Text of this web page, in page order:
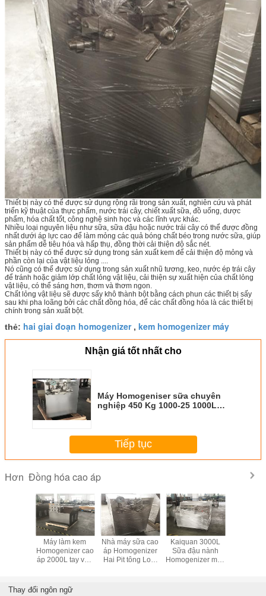
Thiết bị này có thể được sử dụng rộng rãi trong sản xuất, nghiên cứu và phát
triển kỹ thuật của thực phẩm, nước trái cây, chiết xuất sữa, đồ uống, dược
phẩm, hóa chất tốt, công nghệ sinh học và các lĩnh vực khác.
Nhiều loại nguyên liệu như sữa, sữa đậu hoặc nước trái cây có thể được đồng
nhất dưới áp lực cao để làm mỏng các quả bóng chất béo trong nước sữa, giúp
sản phẩm dễ tiêu hóa và hấp thụ, đồng thời cải thiện độ sắc nét.
Thiết bị này có thể được sử dụng trong sản xuất kem để cải thiện độ mỏng và
phần còn lại của vật liệu lỏng ....
Nó cũng có thể được sử dụng trong sản xuất nhũ tương, keo, nước ép trái cây
để tránh hoặc giảm lớp chất lỏng vật liệu, cải thiện sự xuất hiện của chất lỏng
vật liệu, có thể sáng hơn, thơm và thơm ngon.
Chất lỏng vật liệu sẽ được sấy khô thành bột bằng cách phun các thiết bị sấy
sau khi pha loãng bởi các chất đồng hóa, để các chất đồng hóa là các thiết bị
chính trong sản xuất bột.
thẻ: hai giai đoạn homogenizer, kem homogenizer máy
Nhận giá tốt nhất cho
Máy Homogeniser sữa chuyên
nghiệp 450 Kg 1000-25 1000L
Tiếp tục
Hơn Đồng hóa cao áp
Máy làm kem
Homogenizer cao
áp 2000L tay vận
Nhà máy sữa cao
áp Homogenizer
Hai Pit tông Loại
Kaiquan 3000L
Sữa đậu nành
Homogenizer máy
Thay đổi ngôn ngữ